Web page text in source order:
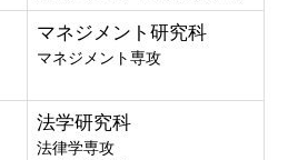
マネジメント研究科
マネジメント専攻
法学研究科
法律学専攻